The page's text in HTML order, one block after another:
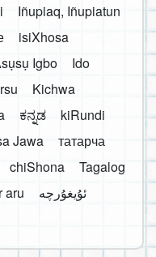
Iñupiaq, Iñupiatun
isiXhosa
Igbo
Ido
Kichwa
ಕನ್ನಡ
kiRundi
Jawa
татарча
chiShona
Tagalog
aru